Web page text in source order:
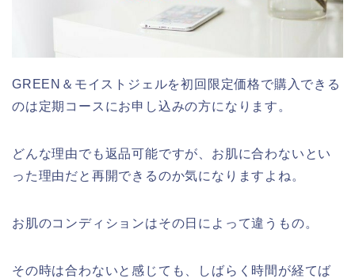
GREEN＆モイストジェルを初回限定価格で購入できる
のは定期コースにお申し込みの方になります。
どんな理由でも返品可能ですが、お肌に合わないとい
った理由だと再開できるのか気になりますよね。
お肌のコンディションはその日によって違うもの。
その時は合わないと感じても、しばらく時間が経てば